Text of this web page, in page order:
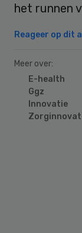
het runnen
Reageer op dit
Meer over:
E-health
Ggz
Innovatie